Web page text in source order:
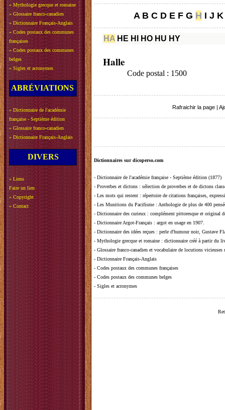
» Mythologie grecque et romaine
» Glossaire franco-canadien
» Dictionnaire Français-Anglais
» Codes postaux des communes
françaises
» Codes postaux des communes
belges
» Sigles et acronymes
ABRÉVIATIONS
» Dictionnaire de l'académie
française - Septième édition
» Glossaire franco-canadien
» Dictionnaire Français-Anglais
DIVERS
» Liens
Faire un lien
» Copyright
» Contact
A B C D E F G H I J K
HA HE HI HO HU HY
Halle
Code postal : 1500
Rafraichir la page
Dictionnaires sur dicoperso.com
- Dictionnaire de l'académie française - Septième édition (1877)
- Proverbes et dictons : sélection de proverbes et de dictons
- Les mots qui restent : répertoire de citations françaises,
- Les Munitions du Pacifisme : Anthologie de plus de 400
- Dictionnaire des curieux : complément pittoresque et original
- Dictionnaire Argot-Français : argot en usage en 1907.
- Dictionnaire des idées reçues : perle d'humour noir, Gustave
- Mythologie grecque et romaine : dictionnaire créé à partir du
- Glossaire franco-canadien et vocabulaire de locutions vicieuses
- Dictionnaire Français-Anglais
- Codes postaux des communes françaises
- Codes postaux des communes belges
- Sigles et acronymes